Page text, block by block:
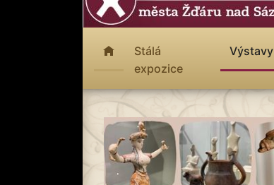
Stálá
expozice
Výstavy